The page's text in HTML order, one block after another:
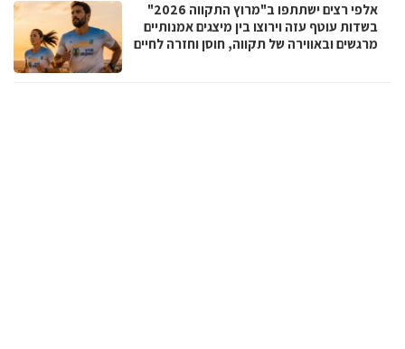
אלפי רצים ישתתפו ב"מרוץ התקווה 2026"
בשדות עוטף עזה וירוצו בין מיצגים אמנותיים
מרגשים ובאווירה של תקווה, חוסן וחזרה לחיים